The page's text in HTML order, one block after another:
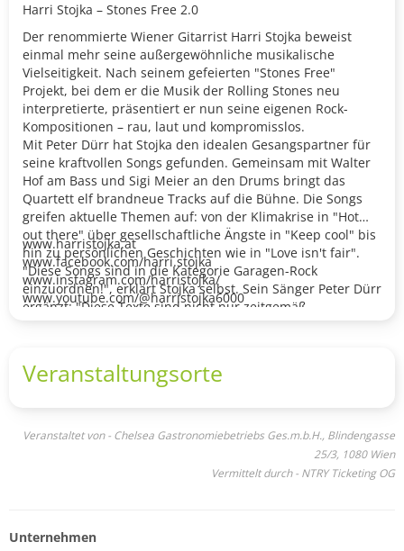
Harri Stojka – Stones Free 2.0
Der renommierte Wiener Gitarrist Harri Stojka beweist
einmal mehr seine außergewöhnliche musikalische
Vielseitigkeit. Nach seinem gefeierten "Stones Free"
Projekt, bei dem er die Musik der Rolling Stones neu
interpretierte, präsentiert er nun seine eigenen Rock-
Kompositionen – rau, laut und kompromisslos.
Mit Peter Dürr hat Stojka den idealen Gesangspartner für
seine kraftvollen Songs gefunden. Gemeinsam mit Walter
Hof am Bass und Sigi Meier an den Drums bringt das
Quartett elf brandneue Tracks auf die Bühne. Die Songs
greifen aktuelle Themen auf: von der Klimakrise in "Hot
out there" über gesellschaftliche Ängste in "Keep cool" bis
hin zu persönlichen Geschichten wie in "Love isn't fair".
"Diese Songs sind in die Kategorie Garagen-Rock
einzuordnen!", erklärt Stojka selbst. Sein Sänger Peter Dürr
ergänzt: "Diese Texte sind nicht nur zeitgemäß,
Am 6.3. ist die Live-Präsentation der neuen Rocks Songs
von Harri Stojka gemeinsam mit Peter Dürr (Gesang),
www.harristojka.at
www.facebook.com/harri.stojka
www.instagram.com/harristojka/
www.youtube.com/@harristojka6000
Veranstaltungsorte
Veranstaltet von - Chelsea Gastronomiebetriebs Ges.m.b.H., Blindengasse
25/3, 1080 Wien
Vermittelt durch - NTRY Ticketing OG
Unternehmen